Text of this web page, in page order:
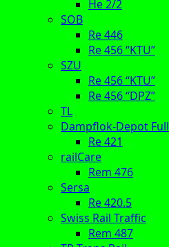
He 2/2
SOB
Re 446
Re 456 “KTU”
SZU
Re 456 “KTU”
Re 456 “DPZ”
TL
Dampflok-Depot Full
Re 421
railCare
Rem 476
Sersa
Re 420.5
Swiss Rail Traffic
Rem 487